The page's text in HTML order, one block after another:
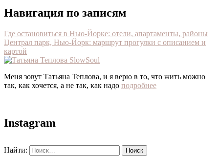
Навигация по записям
Где остановиться в Нью-Йорке: отели, апартаменты, районы
Централ парк, Нью-Йорк: маршрут прогулки с описанием и
картой
Меня зовут Татьяна Теплова, и я верю в то, что жить можно
так, как хочется, а не так, как надо подробнее
Instagram
Найти: